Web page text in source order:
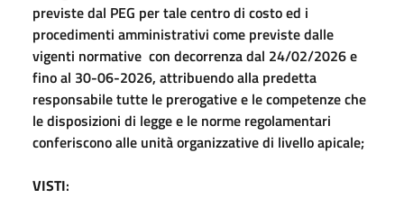
previste dal PEG per tale centro di costo ed i
procedimenti amministrativi come previste dalle
vigenti normative con decorrenza dal 24/02/2026 e
fino al 30-06-2026, attribuendo alla predetta
responsabile tutte le prerogative e le competenze che
le disposizioni di legge e le norme regolamentari
conferiscono alle unità organizzative di livello apicale;
VISTI: